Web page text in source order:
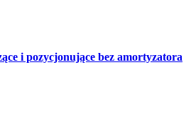
i pozycjonujące bez amortyzatora